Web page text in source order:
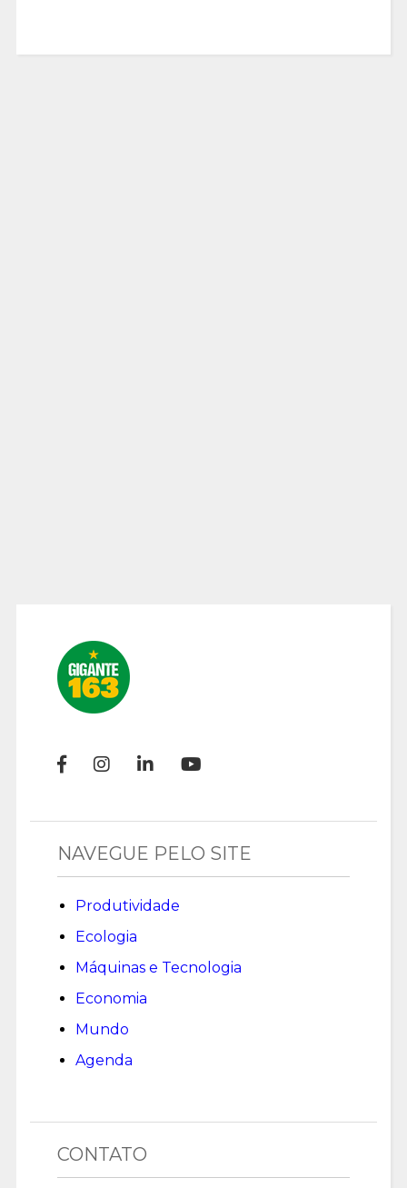
NAVEGUE PELO SITE
Produtividade
Ecologia
Máquinas e Tecnologia
Economia
Mundo
Agenda
CONTATO